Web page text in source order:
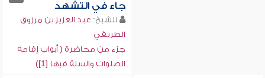
جاء في التشهد
للشيخ: عبد العزيز بن مرزوق
الطريفي
جزء من محاضرة ( أبواب إقامة
الصلوات والسنة فيها [1])